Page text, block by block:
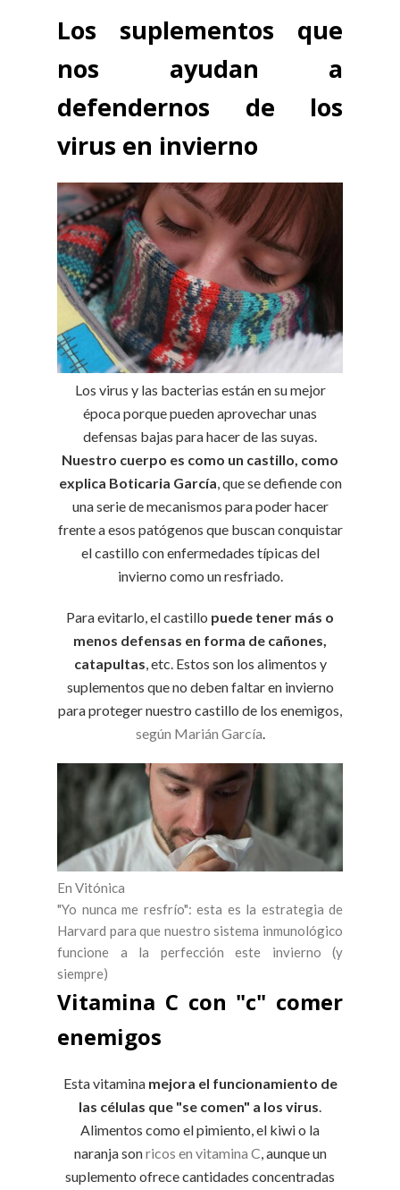
Los suplementos que
nos ayudan a
defendernos de los
virus en invierno
Los virus y las bacterias están en su mejor
época porque pueden aprovechar unas
defensas bajas para hacer de las suyas.
Nuestro cuerpo es como un castillo, como
explica Boticaria García, que se defiende con
una serie de mecanismos para poder hacer
frente a esos patógenos que buscan conquistar
el castillo con enfermedades típicas del
invierno como un resfriado.
Para evitarlo, el castillo puede tener más o
menos defensas en forma de cañones,
catapultas, etc. Estos son los alimentos y
suplementos que no deben faltar en invierno
para proteger nuestro castillo de los enemigos,
según Marián García.
En Vitónica
"Yo nunca me resfrío": esta es la estrategia de
Harvard para que nuestro sistema inmunológico
funcione a la perfección este invierno (y
siempre)
Vitamina C con "c" comer
enemigos
Esta vitamina mejora el funcionamiento de
las células que "se comen" a los virus.
Alimentos como el pimiento, el kiwi o la
naranja sonricos en vitamina C, aunque un
suplemento ofrece cantidades concentradas